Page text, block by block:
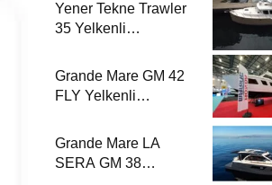
Yener Tekne Trawler
35 Yelkenli
Grande Mare GM 42
FLY Yelkenli
Grande Mare LA
SERA GM 38